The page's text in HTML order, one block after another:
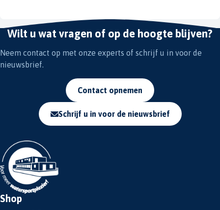
Wilt u wat vragen of op de hoogte blijven?
Neem contact op met onze experts of schrijf u in voor de
nieuwsbrief.
Contact opnemen
Schrijf u in voor de nieuwsbrief
Shop